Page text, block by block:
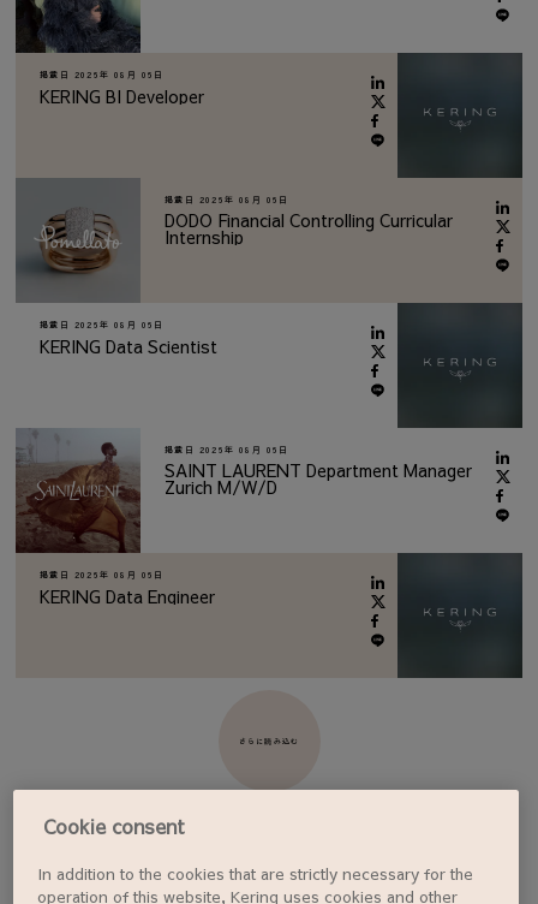
掲載日 2026年 08月 06日
KERING BI Developer
掲載日 2026年 08月 06日
DODO Financial Controlling Curricular
Internship
掲載日 2026年 08月 06日
KERING Data Scientist
掲載日 2026年 08月 06日
SAINT LAURENT Department Manager
Zurich M/W/D
掲載日 2026年 08月 06日
KERING Data Engineer
さらに読み込む
ジョブアラートを設定する
Cookie consent
In addition to the cookies that are strictly necessary for the
operation of this website, Kering uses cookies and other